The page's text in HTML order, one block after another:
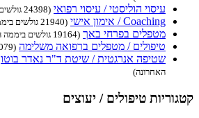
עיסוי הוליסטי / עיסוי רפואי (24398 גולשים ביממה האחרונה)
Coaching / אימון אישי (21940 גולשים ביממה האחרונה)
מטפלים בפרחי באך (19164 גולשים ביממה האחרונה)
טיפולים / מטפלים ברפואה משלימה (19079 גולשים ביממה האחרונה)
שטיפה אנרגטית / שיטת ד"ר נאדר בוטו
האחרונה)
קטגוריות טיפולים / יעוצים